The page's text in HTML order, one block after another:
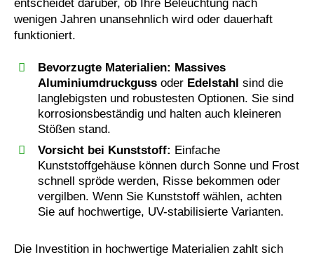
entscheidet darüber, ob Ihre Beleuchtung nach
wenigen Jahren unansehnlich wird oder dauerhaft
funktioniert.
Bevorzugte Materialien: Massives
Aluminiumdruckguss oder Edelstahl sind die
langlebigsten und robustesten Optionen. Sie sind
korrosionsbeständig und halten auch kleineren
Stößen stand.
Vorsicht bei Kunststoff: Einfache
Kunststoffgehäuse können durch Sonne und Frost
schnell spröde werden, Risse bekommen oder
vergilben. Wenn Sie Kunststoff wählen, achten
Sie auf hochwertige, UV-stabilisierte Varianten.
Die Investition in hochwertige Materialien zahlt sich